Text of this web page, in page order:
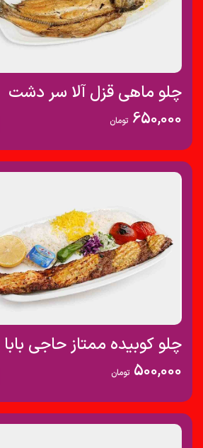
چلو ماهی قزل آلا سر دشت
650,000 تومان
چلو کوبیده ممتاز حاجی بابا
500,000 تومان